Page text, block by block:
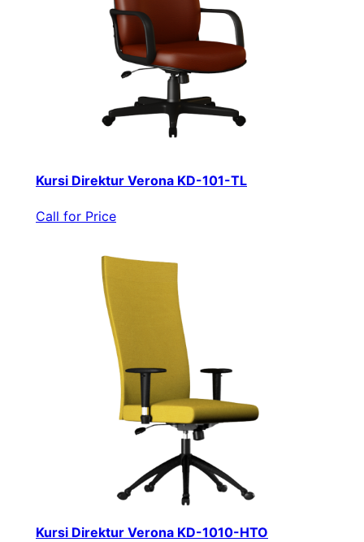
Kursi Direktur Verona KD-101-TL
Call for Price
Kursi Direktur Verona KD-1010-HTO